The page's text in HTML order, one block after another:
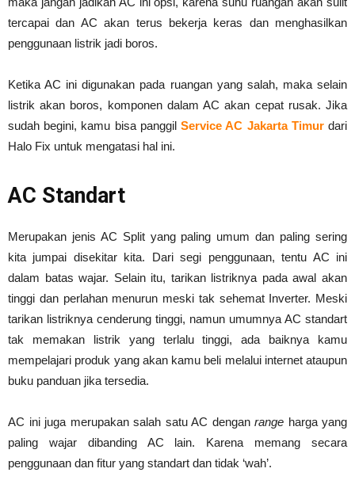
tercapai dan AC akan terus bekerja keras dan menghasilkan
penggunaan listrik jadi boros.
Ketika AC ini digunakan pada ruangan yang salah, maka selain
listrik akan boros, komponen dalam AC akan cepat rusak. Jika
sudah begini, kamu bisa panggilService AC Jakarta Timurdari
Halo Fix untuk mengatasi hal ini.
AC Standart
Merupakan jenis AC Split yang paling umum dan paling sering
kita jumpai disekitar kita. Dari segi penggunaan, tentu AC ini
dalam batas wajar. Selain itu, tarikan listriknya pada awal akan
tinggi dan perlahan menurun meski tak sehemat Inverter. Meski
tarikan listriknya cenderung tinggi, namun umumnya AC standart
tak memakan listrik yang terlalu tinggi, ada baiknya kamu
mempelajari produk yang akan kamu beli melalui internet ataupun
buku panduan jika tersedia.
AC ini juga merupakan salah satu AC dengan range harga yang
paling wajar dibanding AC lain. Karena memang secara
penggunaan dan fitur yang standart dan tidak ‘wah’.